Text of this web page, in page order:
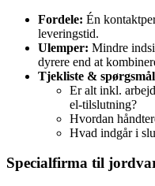
Fordele: Én
leveringstid.
Ulemper: Mindre
dyrere end at
Tjekliste &
Er alt inkl.
el‑tilslutning?
Hvordan
Hvad indgår i
Specialfirma til